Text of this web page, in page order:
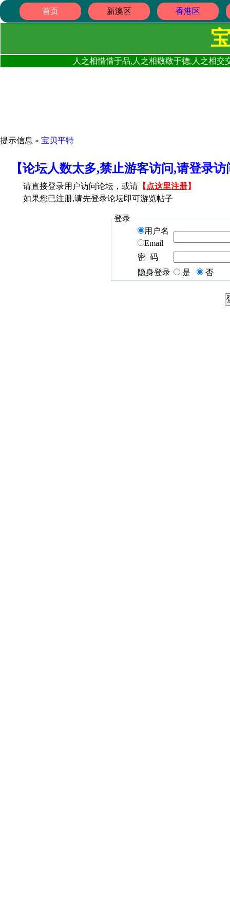
首页 新澳区 香港区
人之相惜惜于品,人之相敬敬于德,人之相
提示信息 » 宝贝平特
【论坛人数太多,禁止游客访问,请登录
请直接登录用户访问论坛，或请 【 点这里注册】
如果您已注册,请先登录论坛即可游览帖子
登录
用户名
Email
密 码
隐身登录
是 否